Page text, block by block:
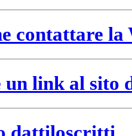
contattare
un link al sito